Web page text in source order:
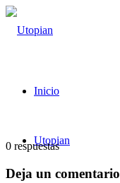
Inicio
Utopian
0 respuestas
Deja un comentario